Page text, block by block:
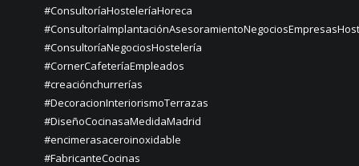
#ConsultoríaHosteleríaHoreca
#ConsultoríaNegociosHostelería
#CornerCafeteríaEmpleados
#creaciónchurrerías
#DecoracionInteriorismoTerrazas
#DiseñoCocinasaMedidaMadrid
#encimerasaceroinoxidable
#FabricanteCocinas